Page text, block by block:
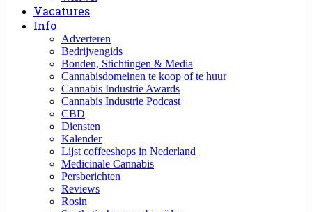
Vacatures
Info
Adverteren
Bedrijvengids
Bonden, Stichtingen & Media
Cannabisdomeinen te koop of te huur
Cannabis Industrie Awards
Cannabis Industrie Podcast
CBD
Diensten
Kalender
Lijst coffeeshops in Nederland
Medicinale Cannabis
Persberichten
Reviews
Rosin